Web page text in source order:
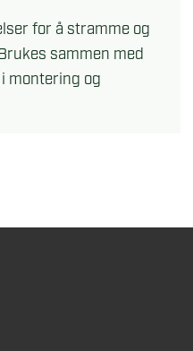
for å stramme og
sammen med
montering og